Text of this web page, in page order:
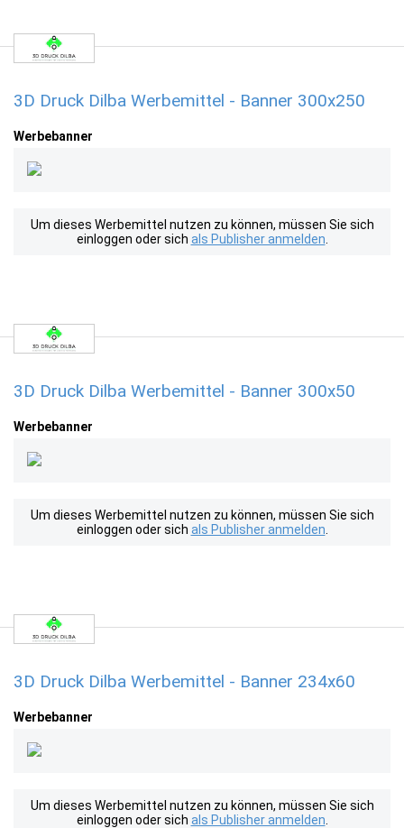
3D Druck Dilba Werbemittel - Banner 300x250
Werbebanner
Um dieses Werbemittel nutzen zu können, müssen Sie sich
einloggen oder sich als Publisher anmelden
3D Druck Dilba Werbemittel - Banner 300x50
Werbebanner
Um dieses Werbemittel nutzen zu können, müssen Sie sich
einloggen oder sich als Publisher anmelden
3D Druck Dilba Werbemittel - Banner 234x60
Werbebanner
Um dieses Werbemittel nutzen zu können, müssen Sie sich
einloggen oder sich als Publisher anmelden